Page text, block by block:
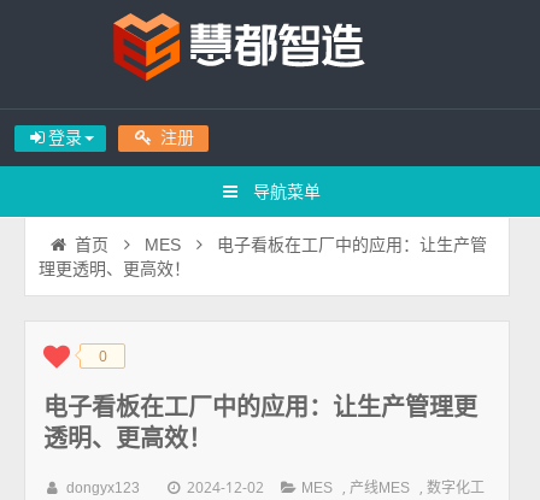
登录 注册
导航菜单
首页 MES
电子看板在工厂中的应用：让生产管
理更透明、更高效！
◆◆ 0
电子看板在工厂中的应用：让生产管理更
透明、更高效！
dongyx123 2024-12-02 MES , 产线MES ,数字化工